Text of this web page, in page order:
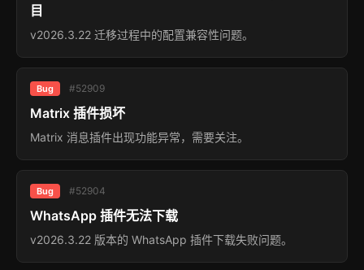
目
v2026.3.22 迁移过程中的配置兼容性问题。
Bug #52909
Matrix 插件损坏
Matrix 消息插件出现功能异常，需要关注。
Bug #52904
WhatsApp 插件无法下载
v2026.3.22 版本的 WhatsApp 插件下载失败问题。